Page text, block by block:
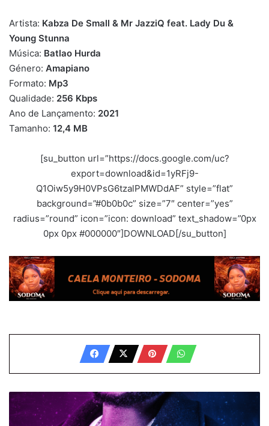
Artista: Kabza De Small & Mr JazziQ feat. Lady Du &
Young Stunna
Música: Batlao Hurda
Género: Amapiano
Formato: Mp3
Qualidade: 256 Kbps
Ano de Lançamento: 2021
Tamanho: 12,4 MB
[su_button url=”https://docs.google.com/uc?
export=download&id=1yRFj9-
Q1Oiw5y9H0VPsG6tzalPMWDdAF” style=”flat”
background=”#0b0b0c” size=”7″ center=”yes”
radius=”round” icon=”icon: download” text_shadow=”0px
0px 0px #000000″]DOWNLOAD[/su_button]
P
C